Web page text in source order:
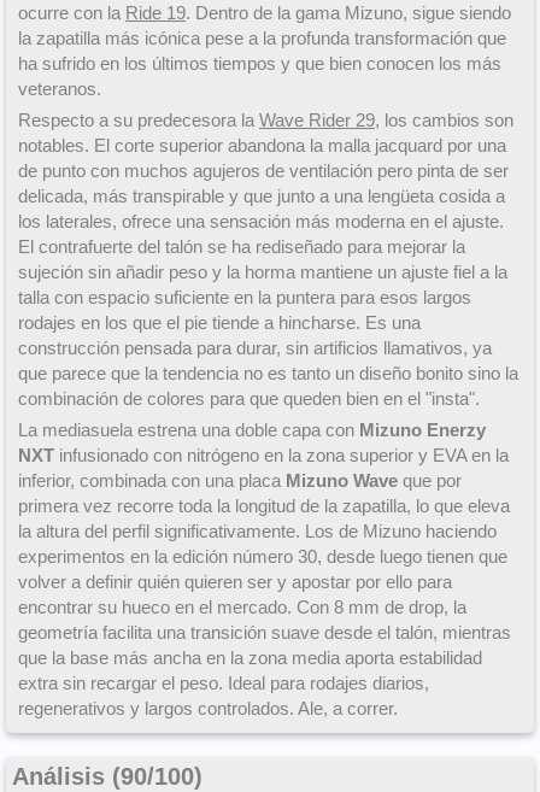
ocurre con la Ride 19. Dentro de la gama Mizuno, sigue siendo
la zapatilla más icónica pese a la profunda transformación que
ha sufrido en los últimos tiempos y que bien conocen los más
veteranos.
Respecto a su predecesora la Wave Rider 29, los cambios son
notables. El corte superior abandona la malla jacquard por una
de punto con muchos agujeros de ventilación pero pinta de ser
delicada, más transpirable y que junto a una lengüeta cosida a
los laterales, ofrece una sensación más moderna en el ajuste.
El contrafuerte del talón se ha rediseñado para mejorar la
sujeción sin añadir peso y la horma mantiene un ajuste fiel a la
talla con espacio suficiente en la puntera para esos largos
rodajes en los que el pie tiende a hincharse. Es una
construcción pensada para durar, sin artificios llamativos, ya
que parece que la tendencia no es tanto un diseño bonito sino la
combinación de colores para que queden bien en el "insta".
La mediasuela estrena una doble capa con Mizuno Enerzy
NXT infusionado con nitrógeno en la zona superior y EVA en la
inferior, combinada con una placa Mizuno Wave que por
primera vez recorre toda la longitud de la zapatilla, lo que eleva
la altura del perfil significativamente. Los de Mizuno haciendo
experimentos en la edición número 30, desde luego tienen que
volver a definir quién quieren ser y apostar por ello para
encontrar su hueco en el mercado. Con 8 mm de drop, la
geometría facilita una transición suave desde el talón, mientras
que la base más ancha en la zona media aporta estabilidad
extra sin recargar el peso. Ideal para rodajes diarios,
regenerativos y largos controlados. Ale, a correr.
Análisis (90/100)